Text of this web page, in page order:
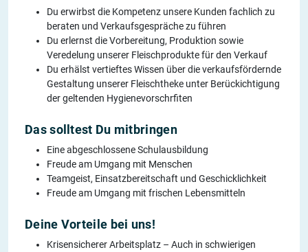
Du erwirbst die Kompetenz unsere Kunden fachlich zu
beraten und Verkaufsgespräche zu führen
Du erlernst die Vorbereitung, Produktion sowie
Veredelung unserer Fleischprodukte für den Verkauf
Du erhälst vertieftes Wissen über die verkaufsfördernde
Gestaltung unserer Fleischtheke unter Berückichtigung
der geltenden Hygienevorschrfiten
Das solltest Du mitbringen
Eine abgeschlossene Schulausbildung
Freude am Umgang mit Menschen
Teamgeist, Einsatzbereitschaft und Geschicklichkeit
Freude am Umgang mit frischen Lebensmitteln
Deine Vorteile bei uns!
Krisensicherer Arbeitsplatz – Auch in schwierigen